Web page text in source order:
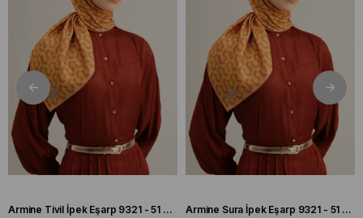
Armine Tivil İpek Eşarp 9321 - 51 Turuncu Karışık Desen
Armine Sura İpek Eşarp 9321 - 51 Turuncu Karışık Desen